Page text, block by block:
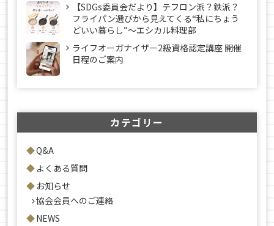
【SDGs委員会だより】テフロン派？鉄派？
フライパン選びから見えてくる“私にちょう
どいい暮らし”～エシカル料理部
ライフオーガナイザー2級資格認定講座 開催
日程のご案内
カテゴリー
Q&A
よくある質問
お知らせ
協会会員へのご連絡
NEWS